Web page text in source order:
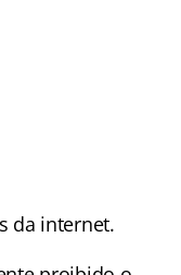
da internet.